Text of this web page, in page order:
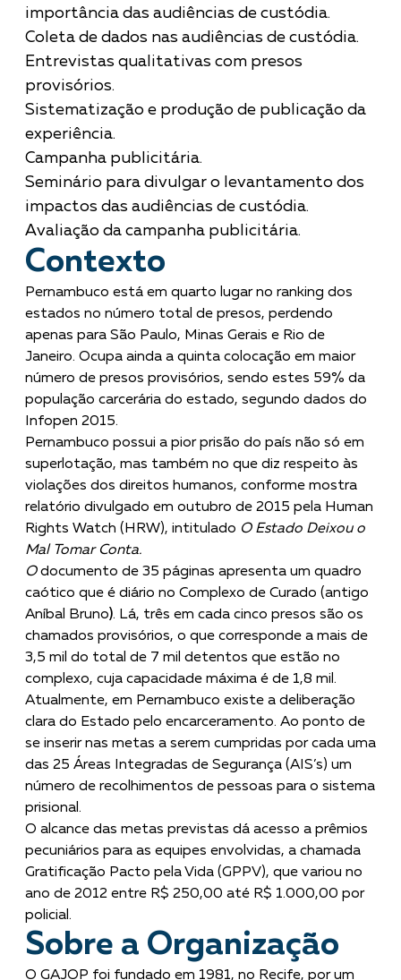
importância das audiências de custódia.
Coleta de dados nas audiências de custódia.
Entrevistas qualitativas com presos
provisórios.
Sistematização e produção de publicação da
experiência.
Campanha publicitária.
Seminário para divulgar o levantamento dos
impactos das audiências de custódia.
Avaliação da campanha publicitária.
Contexto
Pernambuco está em quarto lugar no ranking dos
estados no número total de presos, perdendo
apenas para São Paulo, Minas Gerais e Rio de
Janeiro. Ocupa ainda a quinta colocação em maior
número de presos provisórios, sendo estes 59% da
população carcerária do estado, segundo dados do
Infopen 2015.
Pernambuco possui a pior prisão do país não só em
superlotação, mas também no que diz respeito às
violações dos direitos humanos, conforme mostra
relatório divulgado em outubro de 2015 pela Human
Rights Watch (HRW), intitulado O Estado Deixou o
Mal Tomar Conta.
Odocumento de 35 páginas apresenta um quadro
caótico que é diário no Complexo de Curado (antigo
Aníbal Bruno). Lá, três em cada cinco presos são os
chamados provisórios, o que corresponde a mais de
3,5 mil do total de 7 mil detentos que estão no
complexo, cuja capacidade máxima é de 1,8 mil.
Atualmente, em Pernambuco existe a deliberação
clara do Estado pelo encarceramento. Ao ponto de
se inserir nas metas a serem cumpridas por cada uma
das 25 Áreas Integradas de Segurança (AIS’s) um
número de recolhimentos de pessoas para o sistema
prisional.
O alcance das metas previstas dá acesso a prêmios
pecuniários para as equipes envolvidas, a chamada
Gratificação Pacto pela Vida (GPPV), que variou no
ano de 2012 entre R$ 250,00 até R$ 1.000,00 por
policial.
Sobre a Organização
O GAJOP foi fundado em 1981, no Recife, por um